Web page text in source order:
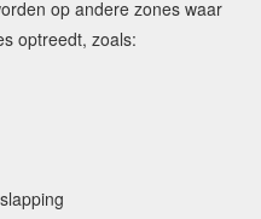
op andere zones waar
optreedt, zoals: